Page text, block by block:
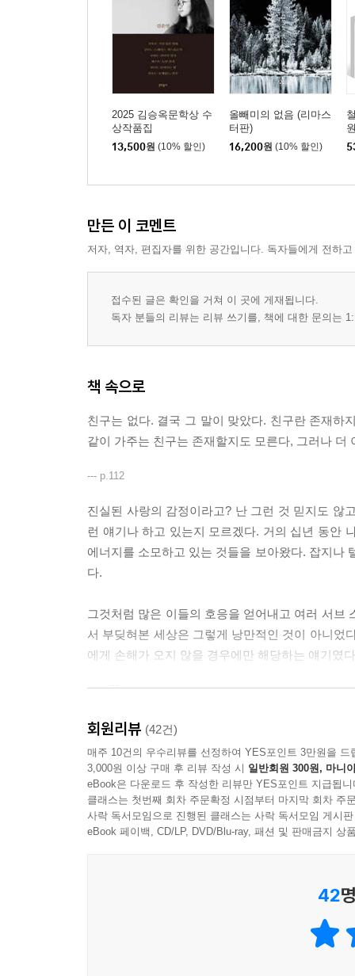
40. 나는 이제 니가 지겨워
41. 脫戀愛主義
2025 김승옥문학상 수
상작품집
13,500원 (10% 할인)
올빼미의 없음 (리마스
터판)
16,200원 (10% 할인)
만든 이 코멘트
저자, 역자, 편집자를 위한 공간입니다. 독자들에게 전하
접수된 글은 확인을 거쳐 이 곳에 게재됩니다.
독자 분들의 리뷰는 리뷰 쓰기를, 책에 대한 문의는
책 속으로
친구는 없다. 결국 그 말이 맞았다. 친구란 존재하
같이 가주는 친구는 존재할지도 모른다, 그러나 더
--- p.112
진실된 사랑의 감정이라고? 난 그런 것 믿지도 않
런 얘기나 하고 있는지 모르겠다. 거의 십년 동안
에너지를 소모하고 있는 것들을 보아왔다. 잡지나
다.
그것처럼 많은 이들의 호응을 얻어내고 여러 서브
서 부딪혀본 세상은 그렇게 낭만적인 것이 아니었
에게 손해가 오지 않을 경우에만 해당하는 얘기였
--- p.70
진숙이 고개를 끄덕였다.
' 난 도대체 유정이의 끝도 없고 명분도 없는 전투
오심이란 이념보다는 박탈감에서 나온다고 생각
라는 요소가 지나치게 부족했던 것이 원인이 아닐
마셨다. 미라와 함께 쇼핑을 하면서 카르티에를
회원리뷰 (42건)
매주 10건의 우수리뷰를 선정하여 YES포인트 3만원을 드
3,000원 이상 구매 후 리뷰 작성 시 일반회원 300원, 마니
eBook은 다운로드 후 작성한 리뷰만 YES포인트 지급됩니
클래스는 첫번째 회차 주문확정 시점부터 마지막 회차 주
사락 독서모임으로 진행된 클래스는 사락 독서모임 게시
eBook 페이백, CD/LP, DVD/Blu-ray, 패션 및 판매금지 상
42